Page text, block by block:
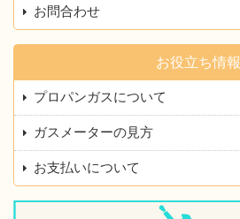
お問合わせ
お役立ち情報
プロパンガスについて
ガスメーターの見方
お支払いについて